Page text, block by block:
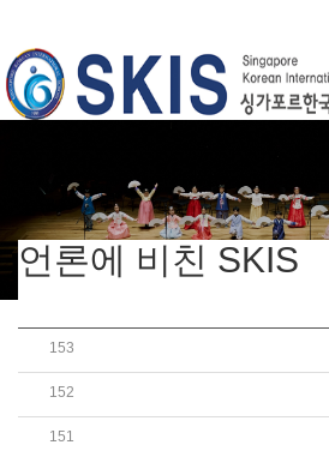
언론에 비친 SKIS
153 월드코리언-싱가포르한인
152 헤럴드경제, 아세안익스프
151 재외동포신문 - 싱가포르토